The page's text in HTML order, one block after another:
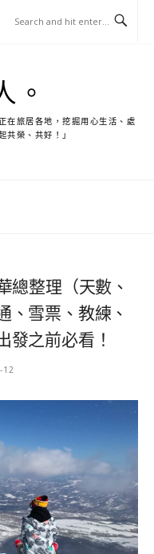
。
在旅居各地，挖掘用心生活、處
共榮、共好！」
總整理（天數、
、雪票、教練、
發之前必看！
12